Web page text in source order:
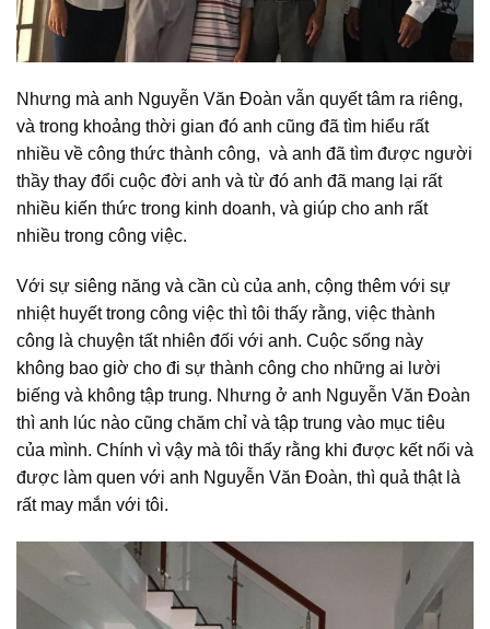
Nhưng mà anh Nguyễn Văn Đoàn vẫn quyết tâm ra riêng,
và trong khoảng thời gian đó anh cũng đã tìm hiểu rất
nhiều về công thức thành công, và anh đã tìm được người
thầy thay đổi cuộc đời anh và từ đó anh đã mang lại rất
nhiều kiến thức trong kinh doanh, và giúp cho anh rất
nhiều trong công việc.
Với sự siêng năng và cần cù của anh, cộng thêm với sự
nhiệt huyết trong công việc thì tôi thấy rằng, việc thành
công là chuyện tất nhiên đối với anh. Cuộc sống này
không bao giờ cho đi sự thành công cho những ai lười
biếng và không tập trung. Nhưng ở anh Nguyễn Văn Đoàn
thì anh lúc nào cũng chăm chỉ và tập trung vào mục tiêu
của mình. Chính vì vậy mà tôi thấy rằng khi được kết nối và
được làm quen với anh Nguyễn Văn Đoàn, thì quả thật là
rất may mắn với tôi.